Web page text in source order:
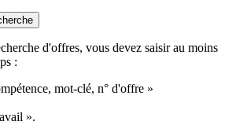
d'offres, vous devez saisir au moins
:
mot-clé, n° d'offre »
».